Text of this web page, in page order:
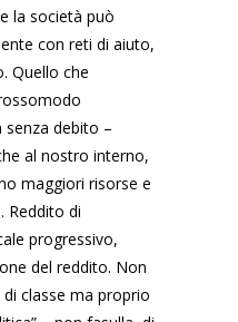
la società può
con reti di aiuto,
Quello che
senza debito –
al nostro interno,
maggiori risorse e
Reddito di
progressivo,
del reddito. Non
classe ma proprio